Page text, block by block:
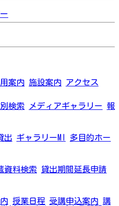
案内 施設案内 アクセス
検索 メディアギャラリー 報
出 ギャラリーMI
多目的ホー
資料検索
貸出期間延長申請
授業日程 受講申込案内 講